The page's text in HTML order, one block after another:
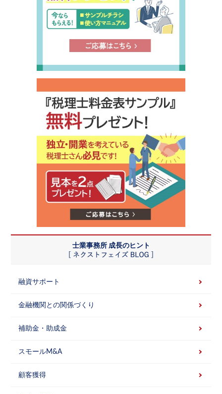
士業事務所 成長のヒント
融資サポート
金融機関との関係づくり
補助金・助成金
スモールM&A
顧客獲得